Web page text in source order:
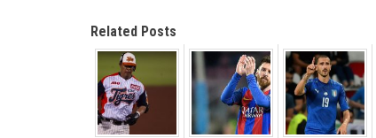
Related Posts